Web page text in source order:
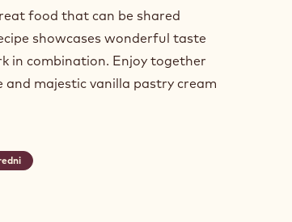
food that can be shared
showcases wonderful taste
in combination. Enjoy together
and majestic vanilla pastry cream